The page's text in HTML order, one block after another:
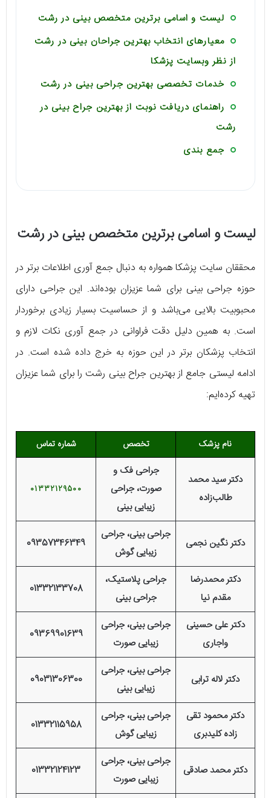
لیست و اسامی برترین متخصص بینی در رشت
معیارهای انتخاب بهترین جراحان بینی در رشت
از نظر وبسایت پزشکا
خدمات تخصصی بهترین جراحی بینی در رشت
راهنمای دریافت نوبت از بهترین جراح بینی در
رشت
جمع ‌بندی
لیست و اسامی برترین متخصص بینی در رشت
محققان سایت پزشکا همواره به دنبال جمع آوری اطلاعات برتر در
حوزه جراحی بینی برای شما عزیزان بوده‌اند. این جراحی دارای
محبوبیت بالایی می‌باشد و از حساسیت بسیار زیادی برخوردار
است‌. به همین دلیل دقت فراوانی در جمع آوری نکات لازم و
انتخاب پزشکان برتر در این حوزه به خرج داده شده است. در
ادامه لیستی جامع از بهترین جراح بینی رشت را برای شما عزیزان
تهیه کرده‌ایم:
نام پزشک تخصص شماره تماس
دکتر سید محمد
طالب‌زاده
جراحی فک و
صورت، جراحی
زیبایی بینی
01332129500
دکتر نگین نجمی
جراحی بینی، جراحی
زیبایی گوش
09357346349
دکتر محمدرضا
مقدم نیا
جراحی پلاستیک،
جراحی بینی
01332133708
دکتر علی حسینی
واجاری
جراحی بینی، جراحی
زیبایی صورت
09369901639
دکتر لاله ترابی
جراحی بینی، جراحی
زیبایی بینی
09031306300
دکتر محمود تقی
زاده کلیدبری
جراحی بینی، جراحی
زیبایی گوش
01332115958
دکتر محمد صادقی
جراحی بینی، جراحی
زیبایی صورت
01332124123